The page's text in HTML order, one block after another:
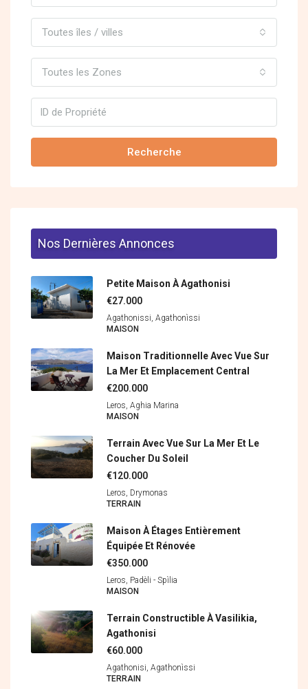
Toutes îles / villes
Toutes les Zones
Recherche
Nos Dernières Annonces
Petite Maison À Agathonisi
€27.000
Agathonissi, Agathonìssi
MAISON
Maison Traditionnelle Avec Vue Sur
La Mer Et Emplacement Central
€200.000
Leros, Aghia Marina
MAISON
Terrain Avec Vue Sur La Mer Et Le
Coucher Du Soleil
€120.000
Leros, Drymonas
ΤERRAIN
Maison À Étages Entièrement
Équipée Et Rénovée
€350.000
Leros, Padèli - Spìlia
MAISON
Terrain Constructible À Vasilikia,
Agathonisi
€60.000
Agathonisi, Agathonìssi
ΤERRAIN